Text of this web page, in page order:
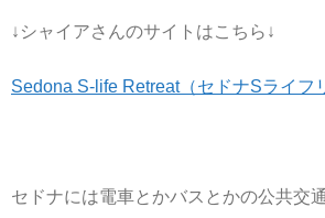
↓シャイアさんのサイトはこちら↓
Sedona S-life Retreat（セドナSライフ
セドナには電車とかバスとかの公共交